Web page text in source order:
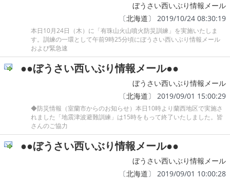
ぼうさい西いぶり情報メール
〔北海道〕 2019/10/24 08:30:19
本日10月24日（木）に「有珠山火山噴火防災訓練」を実施いたしま
す。訓練の一環として午前9時25分頃にぼうさい西いぶり情報メール
および緊急速
●●ぼうさい西いぶり情報メール●●
ぼうさい西いぶり情報メール
〔北海道〕 2019/09/01 15:00:29
◆防災情報（室蘭市からのお知らせ）本日10時より蘭西地区で実施さ
れました「地震津波避難訓練」は15時をもって終了いたしました。皆
さんのご協力
●●ぼうさい西いぶり情報メール●●
ぼうさい西いぶり情報メール
〔北海道〕 2019/09/01 10:00:28